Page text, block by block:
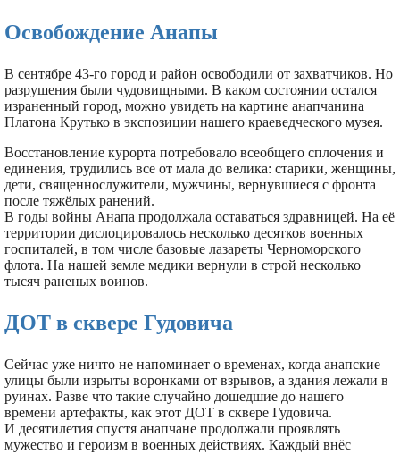
Освобождение Анапы
В сентябре 43-го город и район освободили от захватчиков. Но
разрушения были чудовищными. В каком состоянии остался
израненный город, можно увидеть на картине анапчанина
Платона Крутько в экспозиции нашего краеведческого музея.
Восстановление курорта потребовало всеобщего сплочения и
единения, трудились все от мала до велика: старики, женщины,
дети, священнослужители, мужчины, вернувшиеся с фронта
после тяжёлых ранений.
В годы войны Анапа продолжала оставаться здравницей. На её
территории дислоцировалось несколько десятков военных
госпиталей, в том числе базовые лазареты Черноморского
флота. На нашей земле медики вернули в строй несколько
тысяч раненых воинов.
ДОТ в сквере Гудовича
Сейчас уже ничто не напоминает о временах, когда анапские
улицы были изрыты воронками от взрывов, а здания лежали в
руинах. Разве что такие случайно дошедшие до нашего
времени артефакты, как этот ДОТ в сквере Гудовича.
И десятилетия спустя анапчане продолжали проявлять
мужество и героизм в военных действиях. Каждый внёс